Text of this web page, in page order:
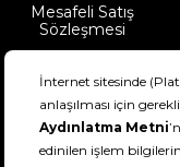
Mesafeli Satış
Sözleşmesi